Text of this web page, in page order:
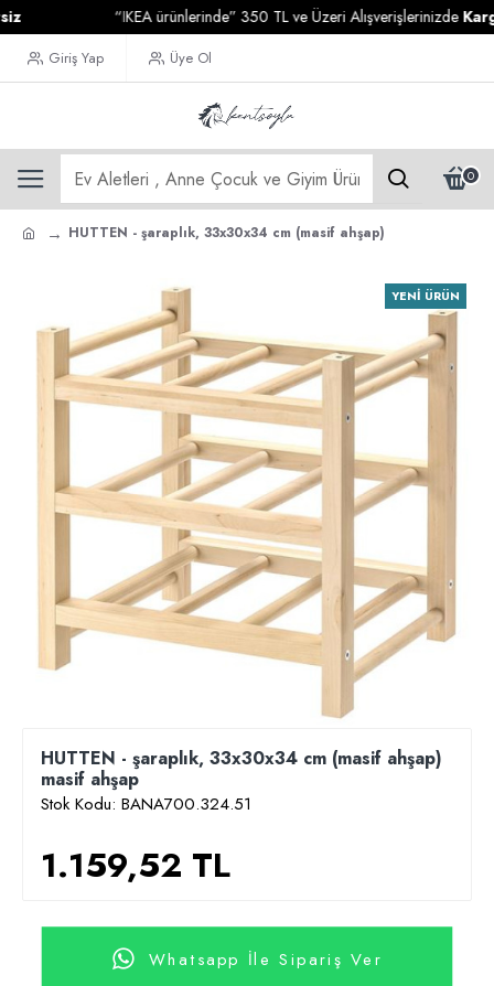
“IKEA ürünlerinde” 350 TL ve Üzeri AlışverişlerinizdeKargo
Giriş Yap Üye Ol
0
HUTTEN - şaraplık, 33x30x34 cm (masif ahşap)
YENI ÜRÜN
HUTTEN - şaraplık, 33x30x34 cm (masif ahşap)
masif ahşap
Stok Kodu: BANA700.324.51
1.159,52 TL
Whatsapp İle Sipariş Ver